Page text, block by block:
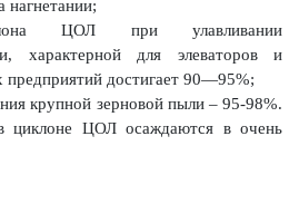
нагнетании;
ЦОЛ при улавливании
характерной для элеваторов и
достигает 90—95%;
крупной зерновой пыли – 95-98%.
циклоне ЦОЛ осаждаются в очень